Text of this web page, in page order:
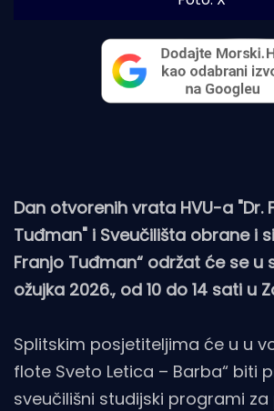
Dan otvorenih vrata HVU-a "Dr.
Tuđman" i Sveučilišta obrane i
Franjo Tuđman“ održat će se u
ožujka 2026., od 10 do 14 sati u
Splitskim posjetiteljima će u u
flote Sveto Letica – Barba“ biti
sveučilišni studijski programi